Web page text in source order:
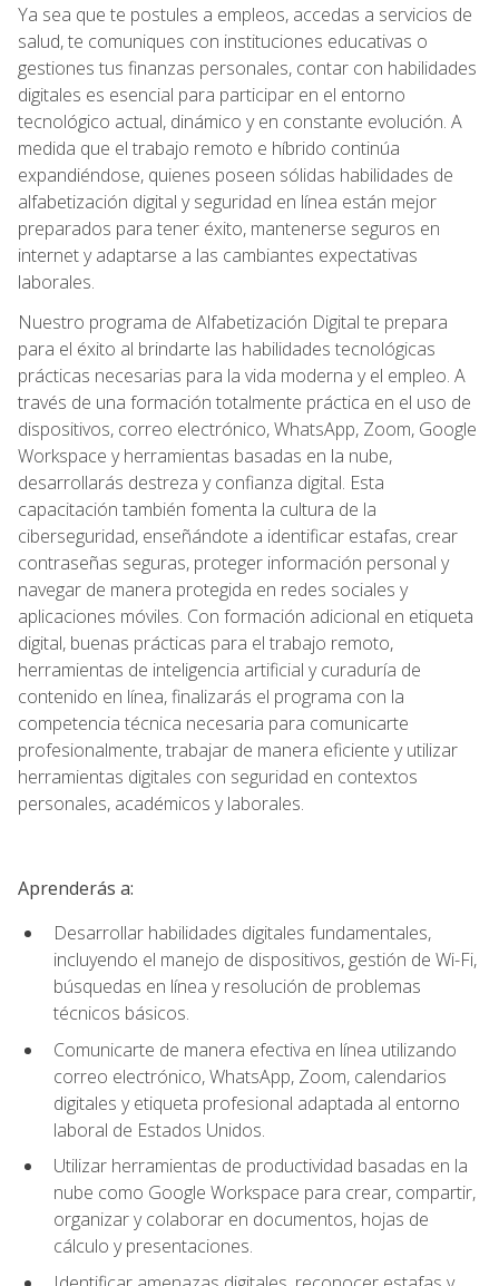
Ya sea que te postules a empleos, accedas a servicios de
salud, te comuniques con instituciones educativas o
gestiones tus finanzas personales, contar con habilidades
digitales es esencial para participar en el entorno
tecnológico actual, dinámico y en constante evolución. A
medida que el trabajo remoto e híbrido continúa
expandiéndose, quienes poseen sólidas habilidades de
alfabetización digital y seguridad en línea están mejor
preparados para tener éxito, mantenerse seguros en
internet y adaptarse a las cambiantes expectativas
laborales.
Nuestro programa de Alfabetización Digital te prepara
para el éxito al brindarte las habilidades tecnológicas
prácticas necesarias para la vida moderna y el empleo. A
través de una formación totalmente práctica en el uso de
dispositivos, correo electrónico, WhatsApp, Zoom, Google
Workspace y herramientas basadas en la nube,
desarrollarás destreza y confianza digital. Esta
capacitación también fomenta la cultura de la
ciberseguridad, enseñándote a identificar estafas, crear
contraseñas seguras, proteger información personal y
navegar de manera protegida en redes sociales y
aplicaciones móviles. Con formación adicional en etiqueta
digital, buenas prácticas para el trabajo remoto,
herramientas de inteligencia artificial y curaduría de
contenido en línea, finalizarás el programa con la
competencia técnica necesaria para comunicarte
profesionalmente, trabajar de manera eficiente y utilizar
herramientas digitales con seguridad en contextos
personales, académicos y laborales.
Aprenderás a:
Desarrollar habilidades digitales fundamentales,
incluyendo el manejo de dispositivos, gestión de Wi-Fi,
búsquedas en línea y resolución de problemas
técnicos básicos.
Comunicarte de manera efectiva en línea utilizando
correo electrónico, WhatsApp, Zoom, calendarios
digitales y etiqueta profesional adaptada al entorno
laboral de Estados Unidos.
Utilizar herramientas de productividad basadas en la
nube como Google Workspace para crear, compartir,
organizar y colaborar en documentos, hojas de
cálculo y presentaciones.